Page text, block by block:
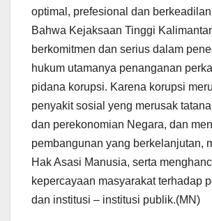
optimal, prefesional dan
Bahwa Kejaksaan Tinggi
berkomitmen dan serius dalam
hukum utamanya penanganan
pidana korupsi. Karena korupsi
penyakit sosial yeng merusak
dan perekonomian Negara, dan
pembangunan yang berkelanjutan,
Hak Asasi Manusia, serta
kepercayaan masyarakat terhadap
dan institusi – institusi publik.(MN)